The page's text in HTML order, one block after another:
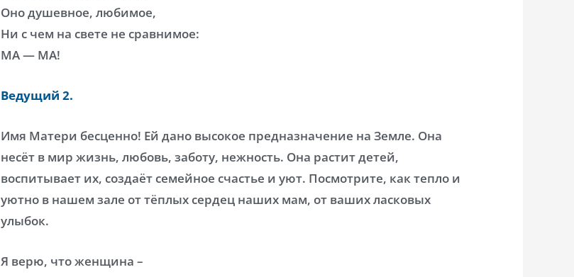
Оно душевное, любимое,
Ни с чем на свете не сравнимое:
МА — МА!
Ведущий 2.
Имя Матери бесценно! Ей дано высокое предназначение на Земле. Она
несёт в мир жизнь, любовь, заботу, нежность. Она растит детей,
воспитывает их, создаёт семейное счастье и уют. Посмотрите, как тепло и
уютно в нашем зале от тёплых сердец наших мам, от ваших ласковых
улыбок.
Я верю, что женщина –